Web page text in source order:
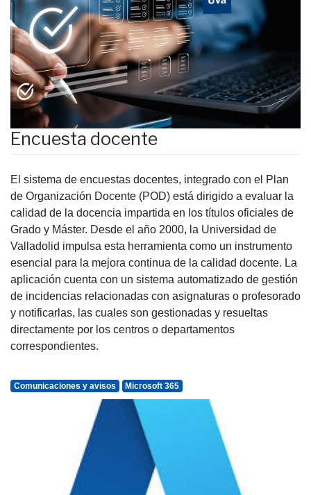
Encuesta docente
El sistema de encuestas docentes, integrado con el Plan
de Organización Docente (POD) está dirigido a evaluar la
calidad de la docencia impartida en los títulos oficiales de
Grado y Máster. Desde el año 2000, la Universidad de
Valladolid impulsa esta herramienta como un instrumento
esencial para la mejora continua de la calidad docente. La
aplicación cuenta con un sistema automatizado de gestión
de incidencias relacionadas con asignaturas o profesorado
y notificarlas, las cuales son gestionadas y resueltas
directamente por los centros o departamentos
correspondientes.
Comunicaciones y avisos Microsoft 365